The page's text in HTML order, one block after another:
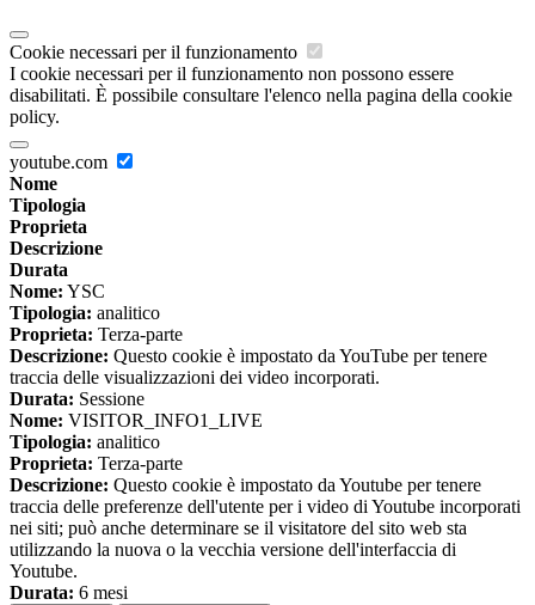
Cookie necessari per il funzionamento
I cookie necessari per il funzionamento non possono essere
disabilitati. È possibile consultare l'elenco nella pagina della cookie
policy.
youtube.com
Nome
Tipologia
Proprieta
Descrizione
Durata
Nome: YSC
Tipologia: analitico
Proprieta: Terza-parte
Descrizione: Questo cookie è impostato da YouTube per tenere
traccia delle visualizzazioni dei video incorporati.
Durata: Sessione
Nome: VISITOR_INFO1_LIVE
Tipologia: analitico
Proprieta: Terza-parte
Descrizione: Questo cookie è impostato da Youtube per tenere
traccia delle preferenze dell'utente per i video di Youtube incorporati
nei siti; può anche determinare se il visitatore del sito web sta
utilizzando la nuova o la vecchia versione dell'interfaccia di
Youtube.
Durata: 6 mesi